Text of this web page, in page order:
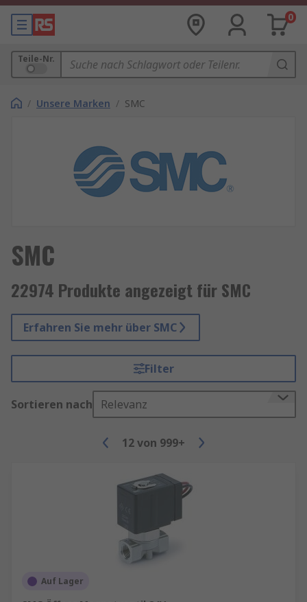
0
Teile-Nr.
/ Unsere Marken / SMC
SMC
22974 Produkte angezeigt für SMC
Erfahren Sie mehr über SMC
Filter
Sortieren nach Relevanz
12von 999+
Auf Lager